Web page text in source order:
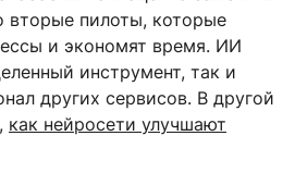
вторые пилоты, которые
и экономят время. ИИ
инструмент, так и
других сервисов. В другой
как нейросети улучшают